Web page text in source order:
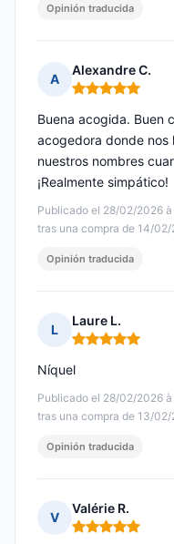
Opinión traducida
A
Alexandre C.
Nota: 5 de 5
Publicado el 28/02/2026
tras una compra de 14/
Buena acogida. Buen
acogedora donde nos
nuestros nombres
¡Realmente simpático!
Opinión traducida
L
Laure L.
Nota: 5 de 5
Publicado el 28/02/2026 à
tras una compra de 13/
Níquel
Opinión traducida
V
Valérie R.
Nota: 5 de 5